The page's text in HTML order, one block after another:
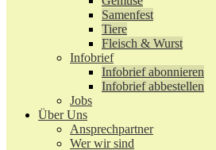
Samenfest
Tiere
Fleisch & Wurst
Infobrief
Infobrief abonnieren
Infobrief abbestellen
Jobs
Über Uns
Ansprechpartner
Wer wir sind